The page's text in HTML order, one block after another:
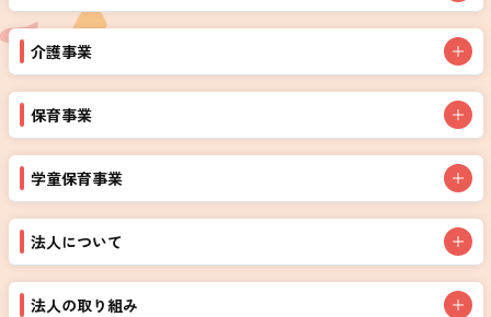
介護事業
保育事業
学童保育事業
法人について
法人の取り組み